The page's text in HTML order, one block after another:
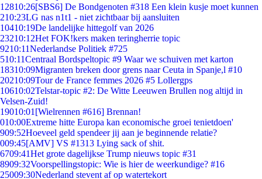
12810:26[SBS6] De Bondgenoten #318 Een klein kusje moet kunnen
210:23LG nas n1t1 - niet zichtbaar bij aansluiten
10410:19De landelijke hittegolf van 2026
23210:12Het FOK!kers maken teringherrie topic
9210:11Nederlandse Politiek #725
510:11Centraal Bordspeltopic #9 Waar we schuiven met karton
18310:09Migranten breken door grens naar Ceuta in Spanje,l #10
20210:09Tour de France femmes 2026 #5 Lollergps
10610:02Telstar-topic #2: De Witte Leeuwen Brullen nog altijd in
Velsen-Zuid!
19010:01 [Wielrennen #616] Brennan!
010:00Extreme hitte Europa kan economische groei tenietdoen'
909:52Hoeveel geld spendeer jij aan je beginnende relatie?
009:45[AMV] VS #1313 Lying sack of shit.
6709:41Het grote dagelijkse Trump nieuws topic #31
8909:32Voorspellingstopic: Wie is hier de weerkundige? #16
25009:30Nederland stevent af op watertekort